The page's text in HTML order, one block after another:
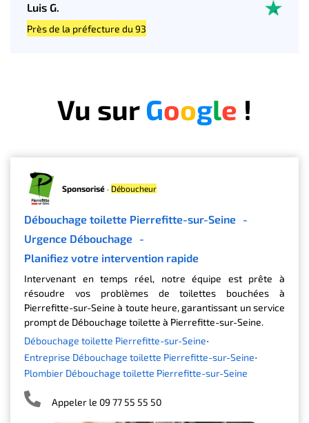
Luis G.
Près de la préfecture du 93
Vu surGoogle !
Sponsorisé · Déboucheur
Débouchage toilette Pierrefitte-sur-Seine -
Urgence Débouchage -
Planifiez votre intervention rapide
Intervenant en temps réel, notre équipe est prête à
résoudre vos problèmes de toilettes bouchées à
Pierrefitte-sur-Seine à toute heure, garantissant un service
prompt de Débouchage toilette à Pierrefitte-sur-Seine.
Débouchage toilette Pierrefitte-sur-Seine
Entreprise Débouchage toilette Pierrefitte-sur-Seine
Plombier Débouchage toilette Pierrefitte-sur-Seine
Appeler le 09 77 55 55 50